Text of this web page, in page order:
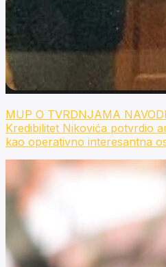
MUP O TVRDNJAMA
Kredibilitet Nikovića potvrdio
kao operativno interesantna